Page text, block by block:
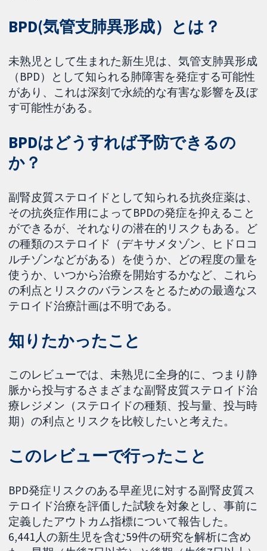
BPD(気管支肺異形成）とは？
未熟児として生まれた新生児は、気管支肺異形成
（BPD）として知られる肺障害を発症する可能性
があり、これは深刻で永続的な有害な影響を及ぼ
す可能性がある。
BPDはどうすれば予防できるの
か？
副腎皮質ステロイドとして知られる抗炎症薬は、
その抗炎症作用によってBPDの発症を抑えること
ができるが、それなりの潜在的リスクもある。ど
の種類のステロイド（デキサメタゾン、ヒドロコ
ルチゾンなどがある）を使うか、どの程度の量を
使うか、いつから治療を開始するかなど、これら
の利点とリスクのバランスをとるための最適なス
テロイド治療計画は不明である。
知りたかったこと
このレビューでは、未熟児に全身的に、つまり静
脈から投与するさまざまな副腎皮質ステロイド治
療レジメン（ステロイドの種類、投与量、投与時
期）の利点とリスクを比較したいと考えた。
このレビューで行ったこと
BPD発症リスクのある早産児に対する副腎皮質ス
テロイド治療を評価した試験を対象とし、事前に
定義したアウトカム指標について報告した。
6,441人の新生児を含む59件の研究を解析に含め